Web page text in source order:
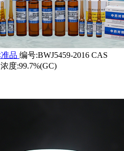
品 编号:BWJ5459-2016 CAS
度:99.7%(GC)